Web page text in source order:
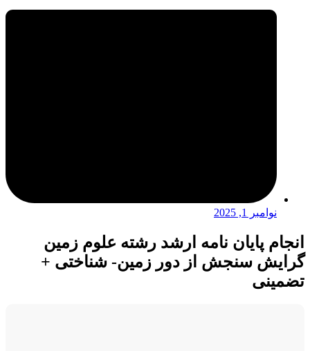
نوامبر 1, 2025
انجام پایان نامه ارشد رشته علوم زمین
گرایش سنجش از دور زمین- شناختی +
تضمینی